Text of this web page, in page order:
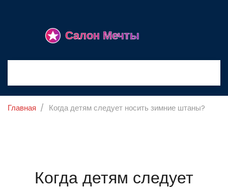
Главная Когда детям следует носить зимние штаны?
Когда детям следует